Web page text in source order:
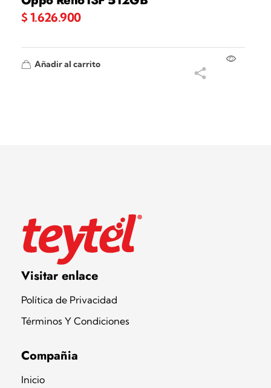
$ 1.626.900
Añadir al carrito
Teytel S.A.S
Teytel - Distribuidor autorizado de claro
Visitar enlace
Política de Privacidad
Términos Y Condiciones
Compañia
Inicio